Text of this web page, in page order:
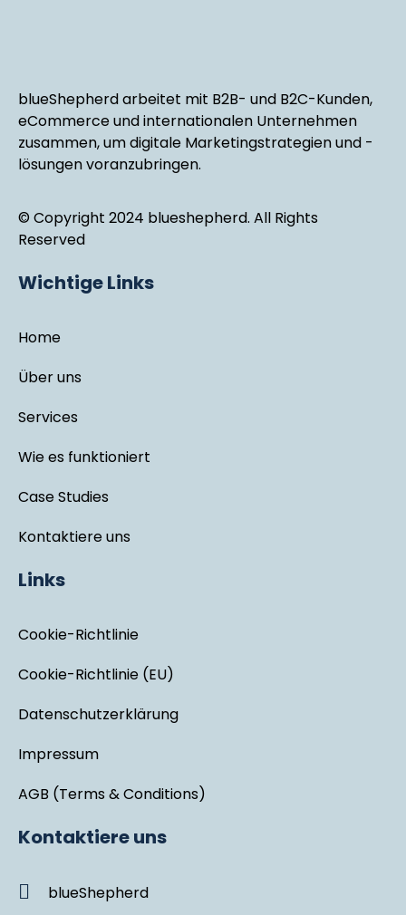
blueShepherd arbeitet mit B2B- und B2C-Kunden,
eCommerce und internationalen Unternehmen
zusammen, um digitale Marketingstrategien und -
lösungen voranzubringen.
© Copyright 2024 blueshepherd. All Rights
Reserved
Wichtige Links
Home
Über uns
Services
Wie es funktioniert
Case Studies
Kontaktiere uns
Links
Cookie-Richtlinie
Cookie-Richtlinie (EU)
Datenschutzerklärung
Impressum
AGB (Terms & Conditions)
Kontaktiere uns
blueShepherd